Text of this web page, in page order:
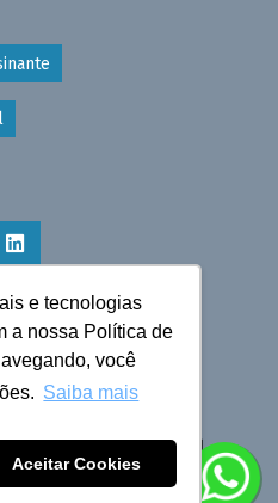
e tecnologias
a nossa Política de
você
Saiba mais
Aceitar Cookies
© 2025 Cruzeiro do Sul